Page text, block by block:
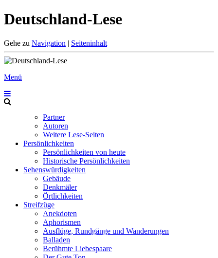
Deutschland-Lese
Gehe zu Navigation | Seiteninhalt
Menü
Partner
Autoren
Weitere Lese-Seiten
Persönlichkeiten
Persönlichkeiten von heute
Historische Persönlichkeiten
Sehenswürdigkeiten
Gebäude
Denkmäler
Örtlichkeiten
Streifzüge
Anekdoten
Aphorismen
Ausflüge, Rundgänge und Wanderungen
Balladen
Berühmte Liebespaare